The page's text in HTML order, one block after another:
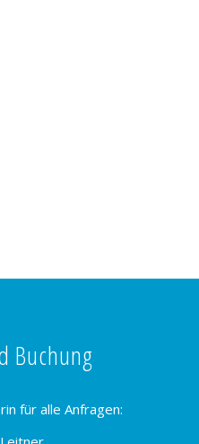
Buchung
für alle Anfragen: